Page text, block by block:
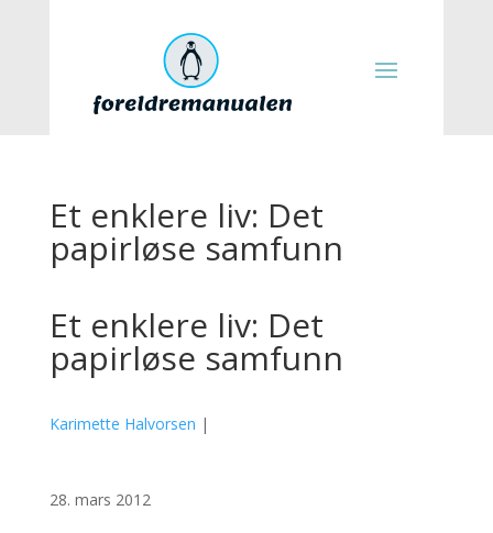
Et enklere liv: Det
papirløse samfunn
Et enklere liv: Det
papirløse samfunn
Karimette Halvorsen |
28. mars 2012